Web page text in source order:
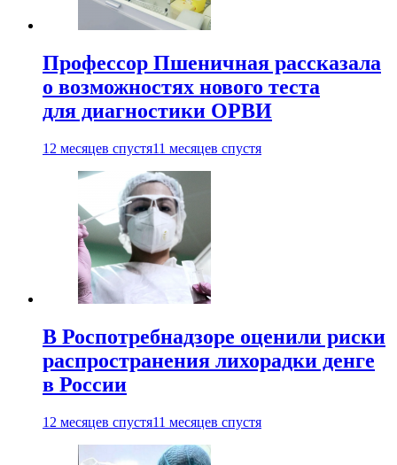
Профессор Пшеничная рассказала
о возможностях нового теста
для диагностики ОРВИ
12 месяцев спустя11 месяцев спустя
В Роспотребнадзоре оценили риски
распространения лихорадки денге
в России
12 месяцев спустя11 месяцев спустя